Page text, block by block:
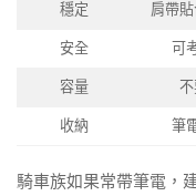
穩定 肩帶
安全 可
容量
收納 筆
騎車族如果常帶筆電，